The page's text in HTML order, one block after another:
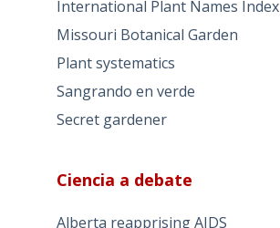
International Plant Names Index
Missouri Botanical Garden
Plant systematics
Sangrando en verde
Secret gardener
Ciencia a debate
Alberta reapprising AIDS